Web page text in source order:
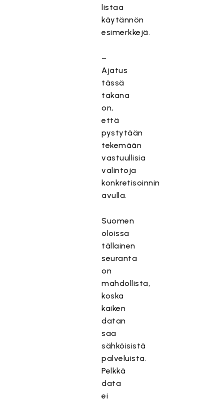
listaa
käytännön
esimerkkejä.
–
Ajatus
tässä
takana
on,
että
pystytään
tekemään
vastuullisia
valintoja
konkretisoinnin
avulla.
Suomen
oloissa
tällainen
seuranta
on
mahdollista,
koska
kaiken
datan
saa
sähköisistä
palveluista.
Pelkkä
data
ei